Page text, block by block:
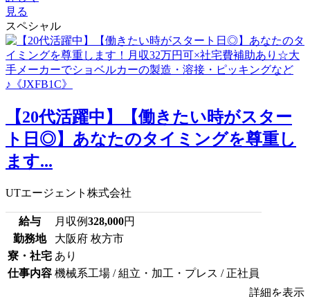
見る
スペシャル
【20代活躍中】【働きたい時がスター
ト日◎】あなたのタイミングを尊重し
ます...
UTエージェント株式会社
給与 月収例328,000円
勤務地
大阪府 枚方市
寮・社宅 あり
仕事内容 機械系工場 / 組立・加工・プレス / 正社員
詳細を表示